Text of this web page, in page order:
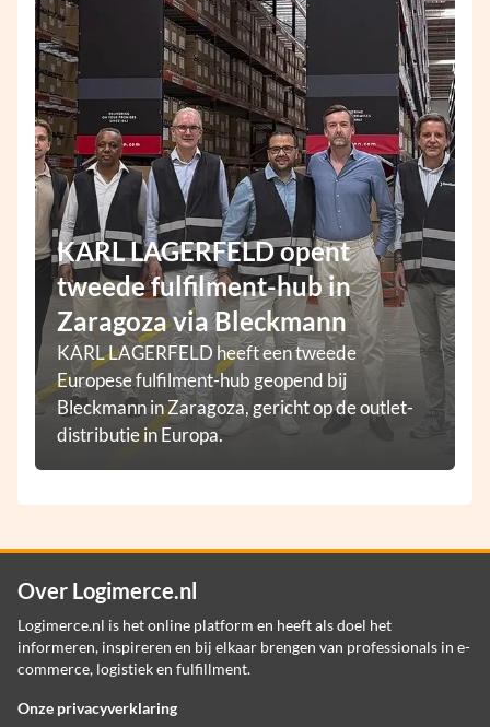
KARL LAGERFELD opent
tweede fulfilment-hub in
Zaragoza via Bleckmann
KARL LAGERFELD heeft een tweede
Europese fulfilment-hub geopend bij
Bleckmann in Zaragoza, gericht op de outlet-
distributie in Europa.
Over Logimerce.nl
Logimerce.nl is het online platform en heeft als doel het
informeren, inspireren en bij elkaar brengen van professionals in e-
commerce, logistiek en fulfillment.
Onze privacyverklaring